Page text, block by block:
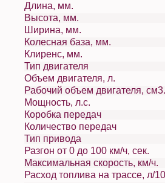
Длина, мм.
Высота, мм.
Ширина, мм.
Колесная база, мм.
Клиренс, мм.
Тип двигателя
Объем двигателя, л.
Рабочий объем двигателя, см3.
Мощность, л.с.
Коробка передач
Количество передач
Тип привода
Разгон от 0 до 100 км/ч, сек.
Максимальная скорость, км/ч.
Расход топлива на трассе, л/